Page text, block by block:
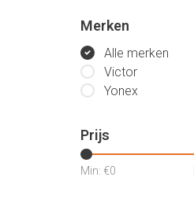
Merken
Alle merken
Victor
Yonex
Prijs
Min: €0